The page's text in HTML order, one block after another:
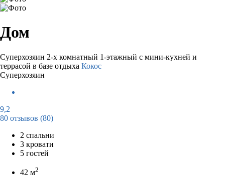
Дом
Суперхозяин 2-х комнатный 1-этажный с мини-кухней и
террасой в базе отдыха Кокос
Суперхозяин
9,2
80 отзывов (80)
2 спальни
3 кровати
5 гостей
42 м2